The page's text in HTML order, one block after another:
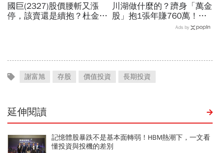
國巨(2327)股價腰斬又漲
停，該賣還是續抱？杜金龍
川湖做什麼的？躋身「萬金
股」抱1張年賺760萬！傳
產鐵工廠如何翻身「只有兩
Ads by
謝富旭 存股 價值投資 長期投資
延伸閱讀
記憶體股暴跌不是基本面轉弱！HBM熱潮下，一文看
懂投資與投機的差別